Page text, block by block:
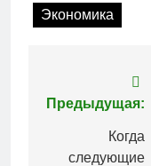
Экономика
Навигация
по
записям
Предыдущая:
Когда
следующие